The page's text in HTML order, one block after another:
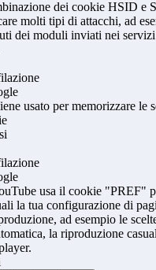
dei cookie HSID e
molti tipi di attacchi, ad
dei moduli inviati nei
usato per memorizzare le
usa il cookie "PREF"
la tua configurazione di
ad esempio le
la riproduzione